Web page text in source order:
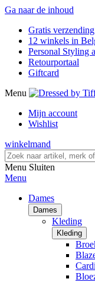
Ga naar de inhoud
Gratis
12 winkels in
Personal Styling
Retourportaal
Giftcard
Menu
Mijn account
Wishlist
winkelmand
Menu Sluiten
Menu
Dames
Dames
Kleding
Kleding